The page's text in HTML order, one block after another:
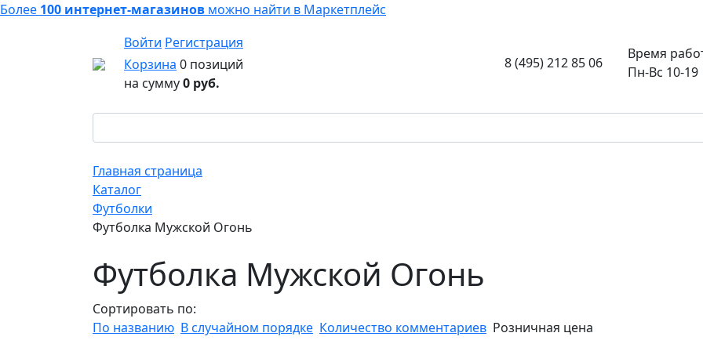
Более 100 интернет-магазинов можно найти в Маркетплейс
Войти Регистрация
Корзина 0 позиций
на сумму0 руб.
8 (495) 212 85 06
Время
Пн-Вс 10-19
Главная страница
Каталог
Футболки
Футболка Мужской Огонь
Футболка Мужской Огонь
Сортировать по:
По названию В случайном порядке Количество комментариев Розничная цена